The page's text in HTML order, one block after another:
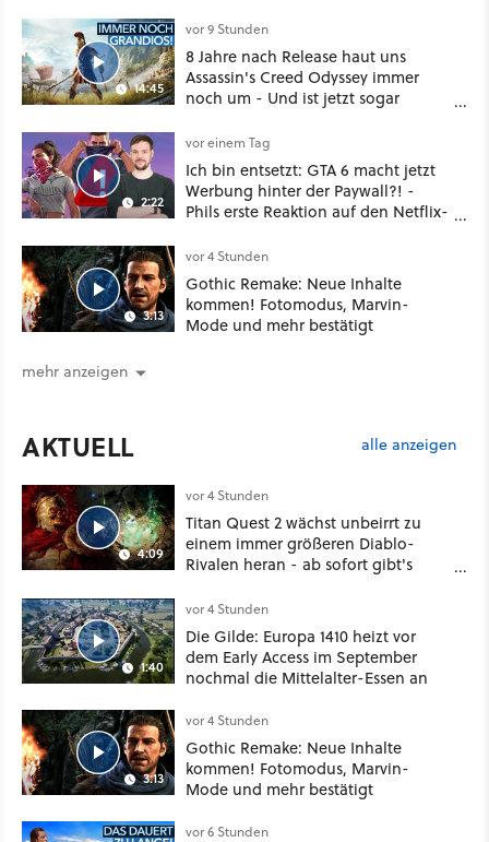
14:45
vor 9 Stunden
8 Jahre nach Release haut uns
Assassin's Creed Odyssey immer
noch um - Und ist jetzt sogar
2:22
vor einem Tag
Ich bin entsetzt: GTA 6 macht jetzt
Werbung hinter der Paywall?! -
Phils erste Reaktion auf den Netflix-
3:13
vor 4 Stunden
Gothic Remake: Neue Inhalte
kommen! Fotomodus, Marvin-
Mode und mehr bestätigt
mehr anzeigen
AKTUELL alle anzeigen
4:09
vor 4 Stunden
Titan Quest 2 wächst unbeirrt zu
einem immer größeren Diablo-
Rivalen heran - ab sofort gibt's
Klasse
1:40
vor 4 Stunden
Die Gilde: Europa 1410 heizt vor
dem Early Access im September
nochmal die Mittelalter-Essen an
3:13
vor 4 Stunden
Gothic Remake: Neue Inhalte
kommen! Fotomodus, Marvin-
Mode und mehr bestätigt
vor 6 Stunden